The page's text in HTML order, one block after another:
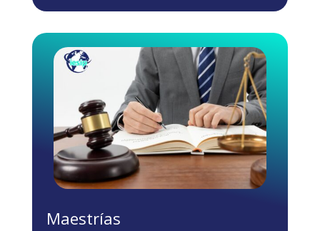
Load more
Maestrías